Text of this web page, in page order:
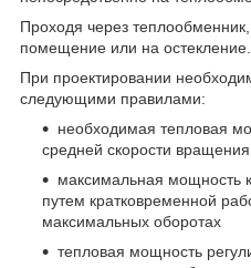
Проходя через
помещение или на остекление.
При проектировании
следующими правилами:
необходимая тепловая
средней скорости
максимальная мощность
путем кратковременной
максимальных оборотах
тепловая мощность